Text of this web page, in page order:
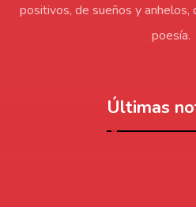
positivos, de sueños y
poesía.
Últimas